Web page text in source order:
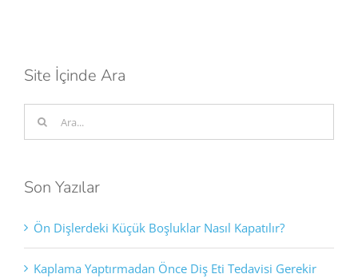
Site İçinde Ara
Ara:
Son Yazılar
Ön Dişlerdeki Küçük Boşluklar Nasıl Kapatılır?
Kaplama Yaptırmadan Önce Diş Eti Tedavisi Gerekir